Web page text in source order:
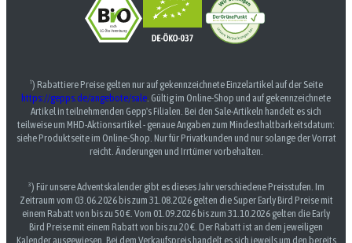
¹) Rabattiere Preise gelten nur auf gekennzeichnete Einzelartikel auf der Seite
https://gepps.de/angebote/sale . Gültig im Online-Shop und auf gekennzeichnete
Artikel in teilnehmenden Gepp's Filialen. Bei den Sale-Artikeln handelt es sich
teilweise um MHD-Aktionsartikel - genaue Angaben zum Mindesthaltbarkeitsdatum:
siehe Produktseite im Online-Shop. Nur für Privatkunden und nur solange der Vorrat
reicht. Änderungen und Irrtümer vorbehalten.
³) Für unsere Adventskalender gibt es dieses Jahr verschiedene Preisstufen. Im
Zeitraum vom 03.06.2026 bis zum 31.08.2026 gelten die Super Early Bird Preise mit
einem Rabatt von bis zu 50 €. Vom 01.09.2026 bis zum 31.10.2026 gelten die Early
Bird Preise mit einem Rabatt von bis zu 20 €. Der Rabatt ist an dem jeweiligen
Kalender ausgewiesen. Bei dem Verkaufspreis handelt es sich jeweils um den bereits